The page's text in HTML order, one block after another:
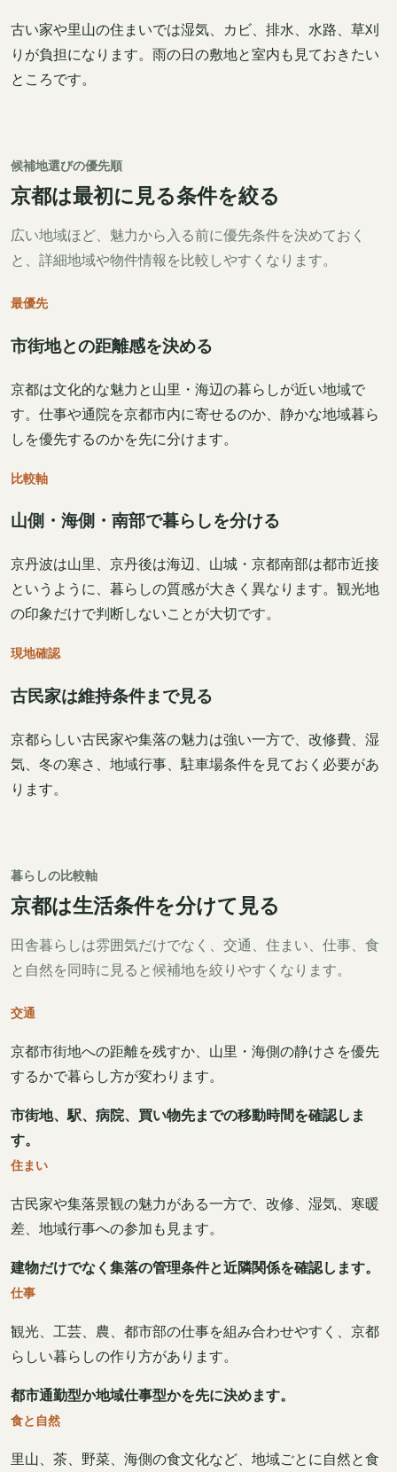
古い家や里山の住まいでは湿気、カビ、排水、水路、草刈
りが負担になります。雨の日の敷地と室内も見ておきたい
ところです。
候補地選びの優先順
京都は最初に見る条件を絞る
広い地域ほど、魅力から入る前に優先条件を決めておく
と、詳細地域や物件情報を比較しやすくなります。
最優先
市街地との距離感を決める
京都は文化的な魅力と山里・海辺の暮らしが近い地域で
す。仕事や通院を京都市内に寄せるのか、静かな地域暮ら
しを優先するのかを先に分けます。
比較軸
山側・海側・南部で暮らしを分ける
京丹波は山里、京丹後は海辺、山城・京都南部は都市近接
というように、暮らしの質感が大きく異なります。観光地
の印象だけで判断しないことが大切です。
現地確認
古民家は維持条件まで見る
京都らしい古民家や集落の魅力は強い一方で、改修費、湿
気、冬の寒さ、地域行事、駐車場条件を見ておく必要があ
ります。
暮らしの比較軸
京都は生活条件を分けて見る
田舎暮らしは雰囲気だけでなく、交通、住まい、仕事、食
と自然を同時に見ると候補地を絞りやすくなります。
交通
京都市街地への距離を残すか、山里・海側の静けさを優先
するかで暮らし方が変わります。
市街地、駅、病院、買い物先までの移動時間を確認しま
す。
住まい
古民家や集落景観の魅力がある一方で、改修、湿気、寒暖
差、地域行事への参加も見ます。
建物だけでなく集落の管理条件と近隣関係を確認します。
仕事
観光、工芸、農、都市部の仕事を組み合わせやすく、京都
らしい暮らしの作り方があります。
都市通勤型か地域仕事型かを先に決めます。
食と自然
里山、茶、野菜、海側の食文化など、地域ごとに自然と食